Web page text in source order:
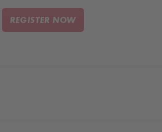
REGISTER NOW